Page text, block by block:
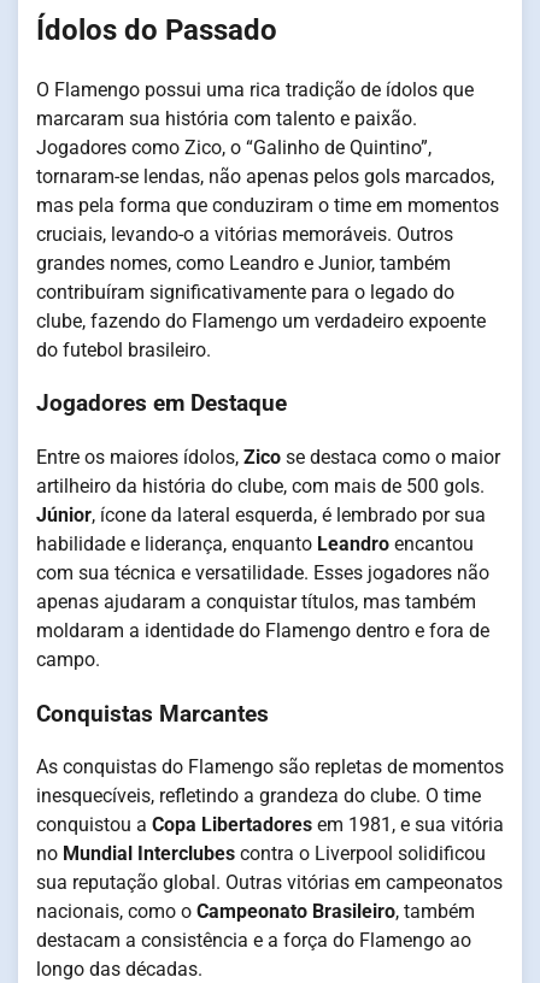
Ídolos do Passado
O Flamengo possui uma rica tradição de ídolos que
marcaram sua história com talento e paixão.
Jogadores como Zico, o “Galinho de Quintino”,
tornaram-se lendas, não apenas pelos gols marcados,
mas pela forma que conduziram o time em momentos
cruciais, levando-o a vitórias memoráveis. Outros
grandes nomes, como Leandro e Junior, também
contribuíram significativamente para o legado do
clube, fazendo do Flamengo um verdadeiro expoente
do futebol brasileiro.
Jogadores em Destaque
Entre os maiores ídolos, Zico se destaca como o maior
artilheiro da história do clube, com mais de 500 gols.
Júnior, ícone da lateral esquerda, é lembrado por sua
habilidade e liderança, enquanto Leandro encantou
com sua técnica e versatilidade. Esses jogadores não
apenas ajudaram a conquistar títulos, mas também
moldaram a identidade do Flamengo dentro e fora de
campo.
Conquistas Marcantes
As conquistas do Flamengo são repletas de momentos
inesquecíveis, refletindo a grandeza do clube. O time
conquistou a Copa Libertadores em 1981, e sua vitória
no Mundial Interclubes contra o Liverpool solidificou
sua reputação global. Outras vitórias em campeonatos
nacionais, como o Campeonato Brasileiro, também
destacam a consistência e a força do Flamengo ao
longo das décadas.